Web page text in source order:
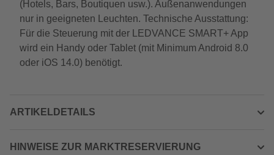
(Hotels, Bars, Boutiquen usw.). Außenanwendungen
nur in geeigneten Leuchten. Technische Ausstattung:
Für die Steuerung mit der LEDVANCE SMART+ App
wird ein Handy oder Tablet (mit Minimum Android 8.0
oder iOS 14.0) benötigt.
ARTIKELDETAILS
HINWEISE ZUR MARKTRESERVIERUNG